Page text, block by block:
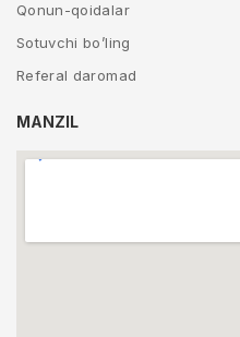
Qonun-qoidalar
Sotuvchi bo’ling
Referal daromad
MANZIL